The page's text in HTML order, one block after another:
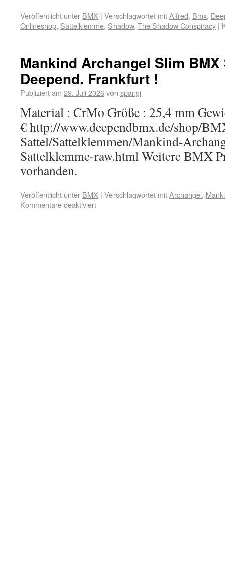
Veröffentlicht unter BMX | Verschlagwortet mitAlfred, Bmx,
Onlineshop, Sattelklemme, Shadow, The Shadow Conspiracy |
Mankind Archangel Slim
Deepend. Frankfurt !
Publiziert am 29. Juli 2026von spangi
Material : CrMo Größe : 25,4 mm
€ http://www.deependbmx.de/shop/
Sattel/Sattelklemmen/Mankind-
Sattelklemme-raw.html Weitere BMX
vorhanden.
Veröffentlicht unter BMX | Verschlagwortet mitArchangel,
Kommentare deaktiviert